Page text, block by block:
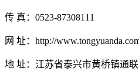
传 真：0523-87308111
网 址：http://
地 址：江苏省泰兴市黄桥镇通